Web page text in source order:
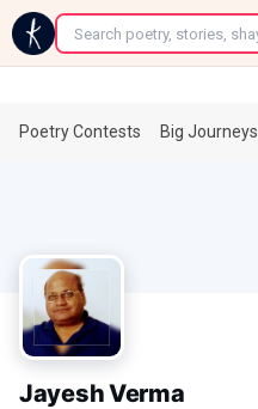
←
Poetry Contests Big Journeys
Jayesh Verma